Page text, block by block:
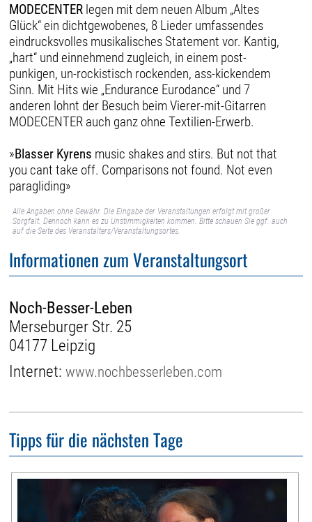
MODECENTER legen mit dem neuen Album „Altes
Glück“ ein dichtgewobenes, 8 Lieder umfassendes
eindrucksvolles musikalisches Statement vor. Kantig,
„hart“ und einnehmend zugleich, in einem post-
punkigen, un-rockistisch rockenden, ass-kickendem
Sinn. Mit Hits wie „Endurance Eurodance“ und 7
anderen lohnt der Besuch beim Vierer-mit-Gitarren
MODECENTER auch ganz ohne Textilien-Erwerb.
»Blasser Kyrens music shakes and stirs. But not that
you cant take off. Comparisons not found. Not even
paragliding»
Alle Angaben ohne Gewähr. Die Eingabe der Veranstaltungen erfolgt mit großer
Sorgfalt. Dennoch kann es zu Unstimmigkeiten kommen. Bitte schauen Sie ggf. auch
auf die Seite des Veranstalters/Veranstaltungsortes.
Informationen zum Veranstaltungsort
Noch-Besser-Leben
Merseburger Str. 25
04177 Leipzig
Internet:www.nochbesserleben.com
Tipps für die nächsten Tage